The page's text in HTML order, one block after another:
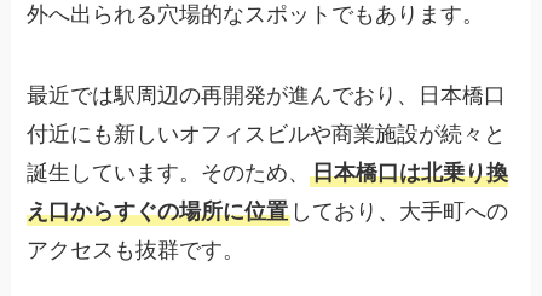
外へ出られる穴場的なスポットでもあります。
最近では駅周辺の再開発が進んでおり、日本橋口
付近にも新しいオフィスビルや商業施設が続々と
誕生しています。そのため、日本橋口は北乗り換
え口からすぐの場所に位置 しており、大手町への
アクセスも抜群です。